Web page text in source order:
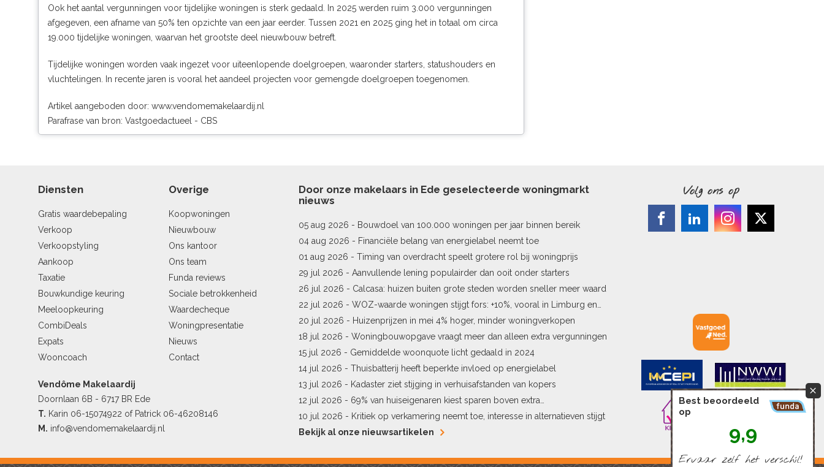
Ook het aantal vergunningen voor tijdelijke woningen is sterk gedaald. In 2025 werden ruim 3.000 vergunningen
afgegeven, een afname van 50% ten opzichte van een jaar eerder. Tussen 2021 en 2025 ging het in totaal om circa
19.000 tijdelijke woningen, waarvan het grootste deel nieuwbouw betreft.
Tijdelijke woningen worden vaak ingezet voor uiteenlopende doelgroepen, waaronder starters, statushouders en
vluchtelingen. In recente jaren is vooral het aandeel projecten voor gemengde doelgroepen toegenomen.
Artikel aangeboden door: www.vendomemakelaardij.nl
Parafrase van bron: Vastgoedactueel - CBS
Diensten
Gratis waardebepaling
Verkoop
Verkoopstyling
Aankoop
Taxatie
Bouwkundige keuring
Meeloopkeuring
CombiDeals
Expats
Wooncoach
Overige
Koopwoningen
Nieuwbouw
Ons kantoor
Ons team
Funda reviews
Sociale betrokkenheid
Waardecheque
Woningpresentatie
Nieuws
Contact
Vendôme Makelaardij
Doornlaan 6B - 6717 BR Ede
T. Karin 06-15074922 of Patrick 06-46208146
M. info@vendomemakelaardij.nl
Door onze makelaars in Ede geselecteerde woningmarkt
nieuws
05 aug 2026 - Bouwdoel van 100.000 woningen per jaar binnen bereik
04 aug 2026 - Financiële belang van energielabel neemt toe
01 aug 2026 - Timing van overdracht speelt grotere rol bij woningprijs
29 jul 2026 - Aanvullende lening populairder dan ooit onder starters
26 jul 2026 - Calcasa: huizen buiten grote steden worden sneller meer waard
22 jul 2026 - WOZ-waarde woningen stijgt fors: +10%, vooral in Limburg en
Pekela
20 jul 2026 - Huizenprijzen in mei 4% hoger, minder woningverkopen
18 jul 2026 - Woningbouwopgave vraagt meer dan alleen extra vergunningen
15 jul 2026 - Gemiddelde woonquote licht gedaald in 2024
14 jul 2026 - Thuisbatterij heeft beperkte invloed op energielabel
13 jul 2026 - Kadaster ziet stijging in verhuisafstanden van kopers
12 jul 2026 - 69% van huiseigenaren kiest sparen boven extra
hypotheekaflossing
10 jul 2026 - Kritiek op verkamering neemt toe, interesse in alternatieven stijgt
Bekijk al onze nieuwsartikelen
Volg ons op
Best beoordeeld
op
9,9
Ervaar zelf het verschíl!